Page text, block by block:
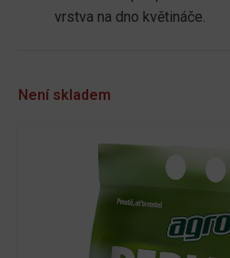
vrstva na dno květináče.
Není skladem